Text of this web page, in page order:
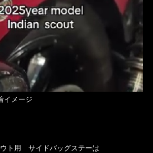
イメージ
ト用 サイドバッグステーは